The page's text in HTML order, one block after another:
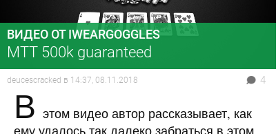
ВИДЕО ОТ IWEARGOGGLES
MTT 500k guaranteed
deucescracked в 14:37, 08.11.2018 4
В этом видео автор рассказывает, как
ему удалось так далеко забраться в этом